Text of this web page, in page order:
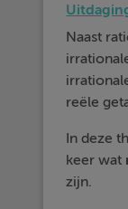
Naast
reële
In deze
keer wat
zijn.